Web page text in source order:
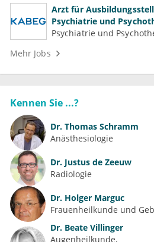
Arzt für
Psychiatrie und
Medizin (m/w/d)
Psychiatrie und
Mehr Jobs
Kennen Sie ...?
Dr. Thomas Schramm
Anästhesiologie
Dr. Justus de Zeeuw
Radiologie
Dr. Holger Marguc
Frauenheilkunde und
Dr. Beate Villinger
Augenheilkunde